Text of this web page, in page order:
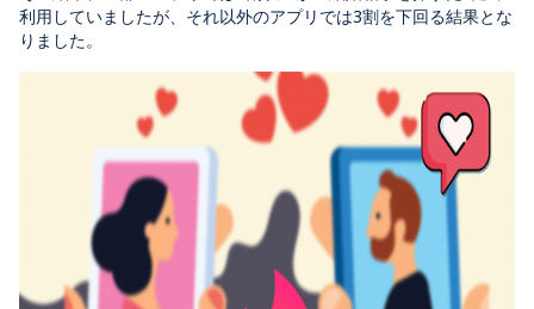
利用していましたが、それ以外のアプリでは3割を下回る結果とな
りました。